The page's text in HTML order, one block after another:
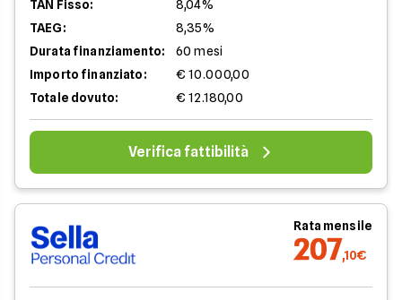
TAN Fisso:
8,04%
TAEG:
8,35%
Durata finanziamento:
60 mesi
Importo finanziato:
€ 10.000,00
Totale dovuto:
€ 12.180,00
Verifica fattibilità
Rata mensile
207,10€